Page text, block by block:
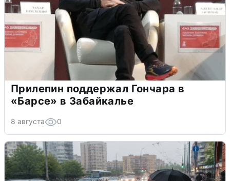
Прилепин поддержал Гончара в
«Барсе» в Забайкалье
8 августа 0